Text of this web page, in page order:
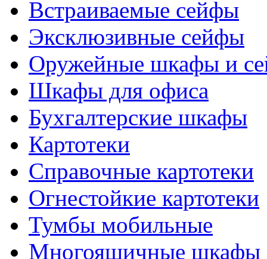
Встраиваемые сейфы
Эксклюзивные сейфы
Оружейные шкафы и
Шкафы для офиса
Бухгалтерские шкафы
Картотеки
Справочные картотеки
Огнестойкие картотеки
Тумбы мобильные
Многоящичные шкафы